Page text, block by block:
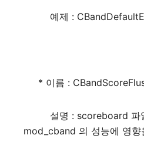
예제 :
* 이름 :
설명 : scoreboard 파일
mod_cband 의 성능에 영향